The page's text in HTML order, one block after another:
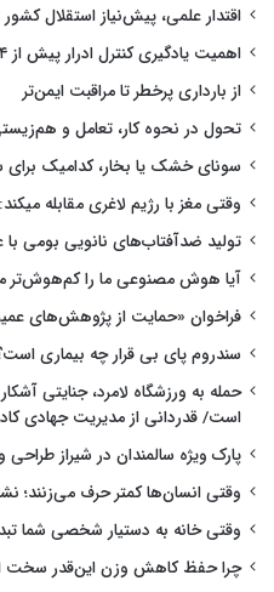
اقتدار علمی، پیش‌نیاز استقلال
اهمیت یادگیری کنترل ادرار پیش از ۴ سالگی
از بارداری پرخطر تا مراقبت ایمن‌تر
تحول در نحوه کار، تعامل و
سونای خشک یا بخار، کدامیک
وقتی مغز با رژیم لاغری مقابله
تولید ضدآفتاب‌های نانویی بومی با
آیا هوش مصنوعی ما را کم‌هوش‌تر
فراخوان «حمایت از پژوهش‌های
سندروم پای بی قرار چه بیماری
حمله به ورزشگاه لامرد، جنایتی
است/ قدردانی از مدیریت جهادی
پارک ویژه سالمندان در شیراز
وقتی انسان‌ها کمتر حرف می‌زنند؛
وقتی خانه به دستیار شخصی شما
چرا حفظ کاهش وزن این‌قدر